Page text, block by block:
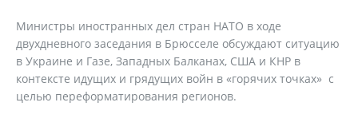
Министры иностранных дел стран НАТО в ходе
двухдневного заседания в Брюсселе обсуждают ситуацию
в Украине и Газе, Западных Балканах, США и КНР в
контексте идущих и грядущих войн в «горячих точках» с
целью переформатирования регионов.